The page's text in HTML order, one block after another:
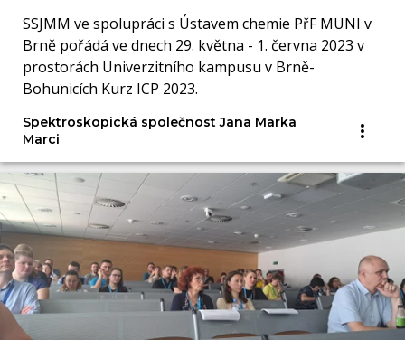
SSJMM ve spolupráci s Ústavem chemie PřF MUNI v
Brně pořádá ve dnech 29. května - 1. června 2023 v
prostorách Univerzitního kampusu v Brně-
Bohunicích Kurz ICP 2023.
Spektroskopická společnost Jana Marka
Marci